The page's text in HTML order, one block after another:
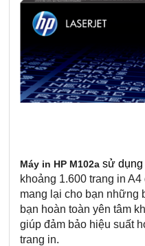
Máy in HP M102a sử dụng
khoảng 1.600 trang in
mang lại cho bạn những
bạn hoàn toàn yên tâm
giúp đảm bảo hiệu suất
trang in.